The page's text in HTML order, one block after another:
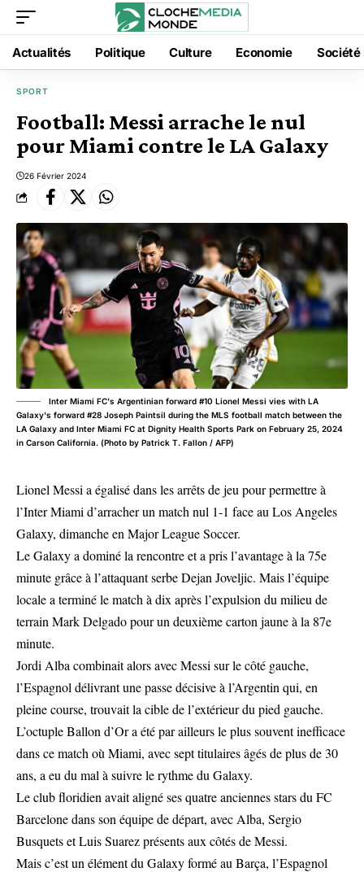
Actualités Politique Culture Economie Société
SPORT
Football: Messi arrache le nul
pour Miami contre le LA Galaxy
26 Février 2024
Inter Miami FC's Argentinian forward #10 Lionel Messi vies with LA
Galaxy's forward #28 Joseph Paintsil during the MLS football match between the
LA Galaxy and Inter Miami FC at Dignity Health Sports Park on February 25, 2024
in Carson California. (Photo by Patrick T. Fallon / AFP)
Lionel Messi a égalisé dans les arrêts de jeu pour permettre à
l’Inter Miami d’arracher un match nul 1-1 face au Los Angeles
Galaxy, dimanche en Major League Soccer.
Le Galaxy a dominé la rencontre et a pris l’avantage à la 75e
minute grâce à l’attaquant serbe Dejan Joveljic. Mais l’équipe
locale a terminé le match à dix après l’expulsion du milieu de
terrain Mark Delgado pour un deuxième carton jaune à la 87e
minute.
Jordi Alba combinait alors avec Messi sur le côté gauche,
l’Espagnol délivrant une passe décisive à l’Argentin qui, en
pleine course, trouvait la cible de l’extérieur du pied gauche.
L’octuple Ballon d’Or a été par ailleurs le plus souvent inefficace
dans ce match où Miami, avec sept titulaires âgés de plus de 30
ans, a eu du mal à suivre le rythme du Galaxy.
Le club floridien avait aligné ses quatre anciennes stars du FC
Barcelone dans son équipe de départ, avec Alba, Sergio
Busquets et Luis Suarez présents aux côtés de Messi.
Mais c’est un élément du Galaxy formé au Barça, l’Espagnol